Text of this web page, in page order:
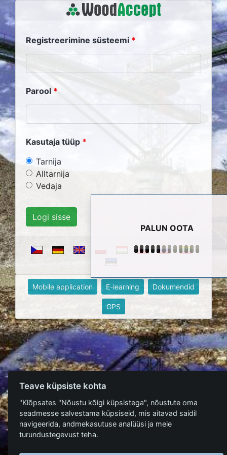
PALUN OOTA
Registreerimine süsteemi
Parool
Kasutaja tüüp
Tarnija
Alltarnija
Vedaja
Mobile application E-learning Dokumendid
GPS
Teave küpsiste kohta
"Klõpsates "Nõustu kõigi küpsistega", nõustute oma
seadmesse salvestama küpsiseid, mis aitavad saidil
navigeerida, andmekasutuse analüüsi ja meie
turundustegevust teha.